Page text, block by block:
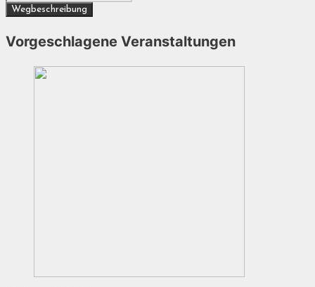
Vorgeschlagene Veranstaltungen